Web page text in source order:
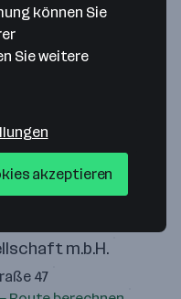
Cookie-
Karte
m.b.H.
47
können Sie
Sie weitere
akzeptieren